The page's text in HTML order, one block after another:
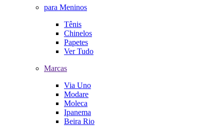
para Meninos
Tênis
Chinelos
Papetes
Ver Tudo
Marcas
Via Uno
Modare
Moleca
Ipanema
Beira Rio